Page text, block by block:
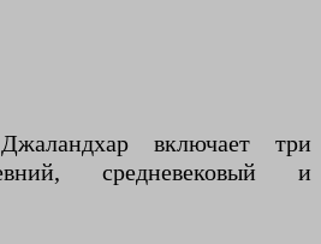
включает три
средневековый и